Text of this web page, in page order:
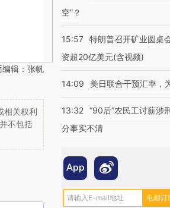
辑：张帆
相关权利
不包括
空”？
15:57 特朗普召开矿业圆桌
资超20亿美元(含视频)
14:09 美日联合干预汇率，
13:32 “90后”农民工讨薪涉
分事实不清